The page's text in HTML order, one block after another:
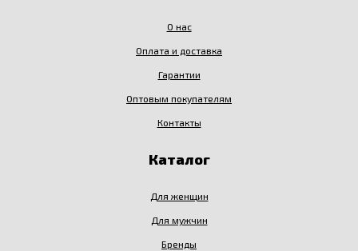
О нас
Оплата и доставка
Гарантии
Оптовым покупателям
Контакты
Каталог
Для женщин
Для мужчин
Бренды